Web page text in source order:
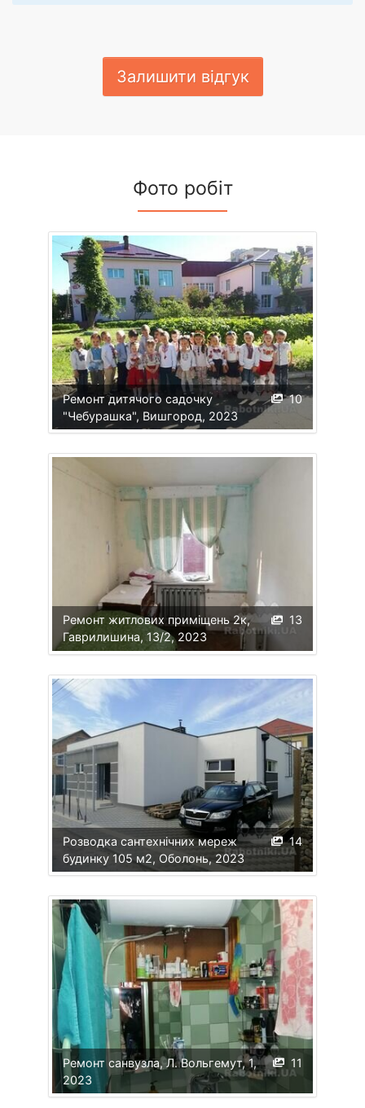
Залишити відгук
Фото робіт
10
Ремонт дитячого садочку
"Чебурашка", Вишгород, 2023
13
Ремонт житлових приміщень 2к,
Гаврилишина, 13/2, 2023
14
Розводка сантехнічних мереж
будинку 105 м2, Оболонь, 2023
11
Ремонт санвузла, Л. Вольгемут, 1,
2023